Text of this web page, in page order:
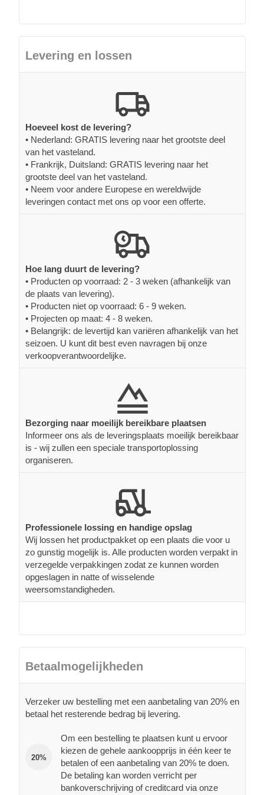
Levering en lossen
Hoeveel kost de levering?
• Nederland: GRATIS levering naar het grootste deel
van het vasteland.
• Frankrijk, Duitsland: GRATIS levering naar het
grootste deel van het vasteland.
• Neem voor andere Europese en wereldwijde
leveringen contact met ons op voor een offerte.
Hoe lang duurt de levering?
• Producten op voorraad: 2 - 3 weken (afhankelijk van
de plaats van levering).
• Producten niet op voorraad: 6 - 9 weken.
• Projecten op maat: 4 - 8 weken.
• Belangrijk: de levertijd kan variëren afhankelijk van het
seizoen. U kunt dit best even navragen bij onze
verkoopverantwoordelijke.
Bezorging naar moeilijk bereikbare plaatsen
Informeer ons als de leveringsplaats moeilijk bereikbaar
is - wij zullen een speciale transportoplossing
organiseren.
Professionele lossing en handige opslag
Wij lossen het productpakket op een plaats die voor u
zo gunstig mogelijk is. Alle producten worden verpakt in
verzegelde verpakkingen zodat ze kunnen worden
opgeslagen in natte of wisselende
weersomstandigheden.
Betaalmogelijkheden
Verzeker uw bestelling met een aanbetaling van 20% en
betaal het resterende bedrag bij levering.
20%
Om een bestelling te plaatsen kunt u ervoor
kiezen de gehele aankoopprijs in één keer te
betalen of een aanbetaling van 20% te doen.
De betaling kan worden verricht per
bankoverschrijving of creditcard via onze